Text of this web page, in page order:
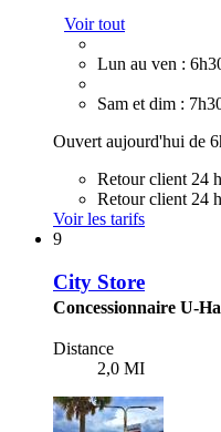
Voir tout
Lun au ven :
Sam et dim :
Ouvert aujourd'hui de
Retour client 24
Retour client 24
Voir les tarifs
9
City Store
Concessionnaire U-
Distance
2,0 MI